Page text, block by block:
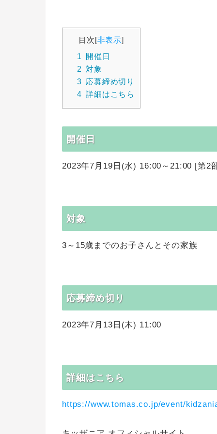
目次[非表示]
1
開催日
2 対象
3 応募締め切り
4 詳細はこちら
開催日
2023年7月19日(水) 16:00～21:00 [第2
対象
3～15歳までのお子さんとその家族
応募締め切り
2023年7月13日(木) 11:00
詳細はこちら
https://www.tomas.co.jp/event/